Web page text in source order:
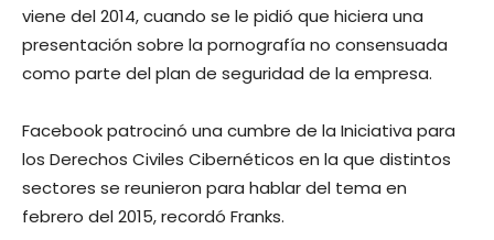
viene del 2014, cuando se le pidió que hiciera una
presentación sobre la pornografía no consensuada
como parte del plan de seguridad de la empresa.
Facebook patrocinó una cumbre de la Iniciativa para
los Derechos Civiles Cibernéticos en la que distintos
sectores se reunieron para hablar del tema en
febrero del 2015, recordó Franks.